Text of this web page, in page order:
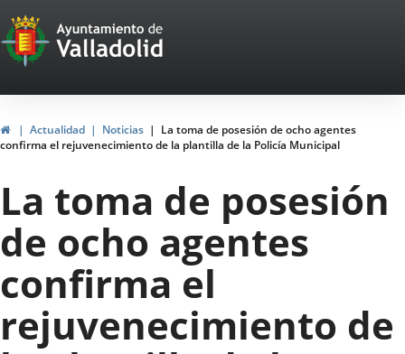
Portal
Web
del
Ayuntamiento
de
Valladolid
InicioActualidad Noticias
La toma de posesión de ocho agentes
confirma el rejuvenecimiento de la plantilla de la Policía Municipal
La toma de posesión
de ocho agentes
confirma el
rejuvenecimiento de